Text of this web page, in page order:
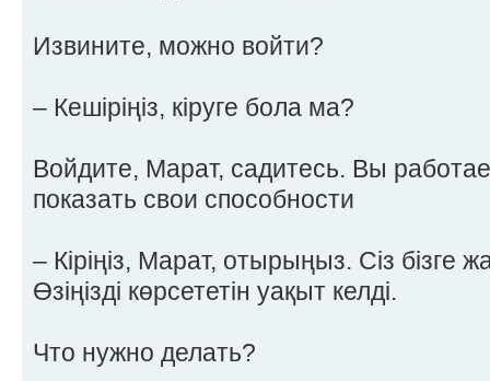
Извините, можно войти?
– Кешіріңіз, кіруге бола ма?
Войдите, Марат, садитесь. Вы
показать свои способности
– Кіріңіз, Марат, отырыңыз. Сіз бізге
Өзіңізді көрсететін уақыт келді.
Что нужно делать?